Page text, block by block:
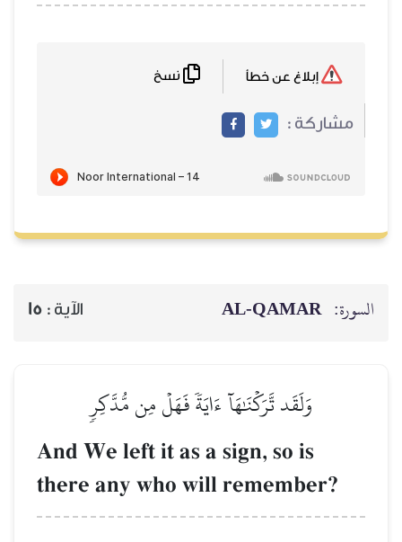
مشاركة :
السورة: AL‑QAMAR الآية : 15
وَلَقَد تَّرَكۡنَٰهَآ ءَايَةٗ فَهَلۡ مِن مُّدَّكِرٖ
And We left it as a sign, so is
there any who will remember?